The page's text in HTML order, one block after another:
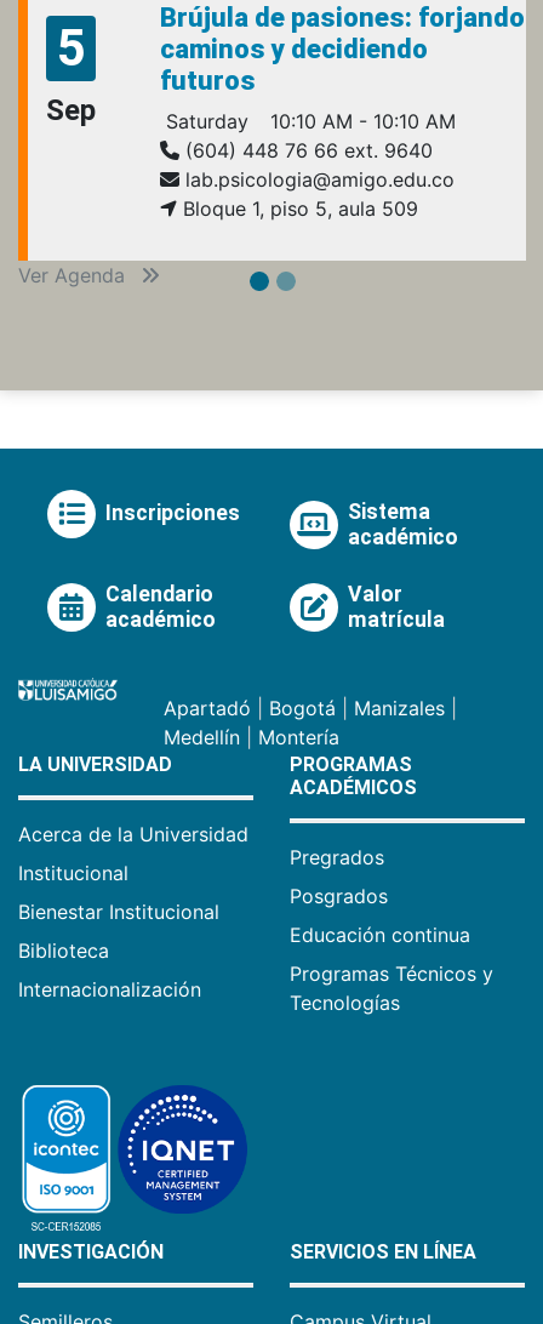
5
Sep
Brújula de pasiones: forjando
caminos y decidiendo
futuros
Saturday
10:10 AM - 10:10 AM
(604) 448 76 66 ext. 9640
lab.psicologia@amigo.edu.co
Bloque 1, piso 5, aula 509
Ver Agenda
Inscripciones
Sistema
académico
Calendario
académico
Valor
matrícula
Apartadó Bogotá Manizales
Medellín
Montería
LA UNIVERSIDAD
Acerca de la Universidad
Institucional
Bienestar Institucional
Biblioteca
Internacionalización
PROGRAMAS
ACADÉMICOS
Pregrados
Posgrados
Educación continua
Programas Técnicos y
Tecnologías
INVESTIGACIÓN SERVICIOS EN LÍNEA